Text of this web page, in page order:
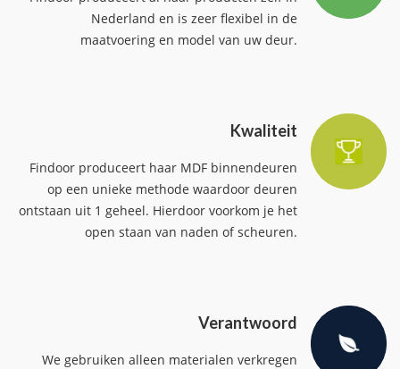
het benodigde hang- en sluitwerk voorzien.
Nederland en is zeer flexibel in de
maatvoering en model van uw deur.
Kwaliteit
Findoor produceert haar MDF binnendeuren
op een unieke methode waardoor deuren
ontstaan uit 1 geheel. Hierdoor voorkom je het
open staan van naden of scheuren.
Verantwoord
We gebruiken alleen materialen verkregen